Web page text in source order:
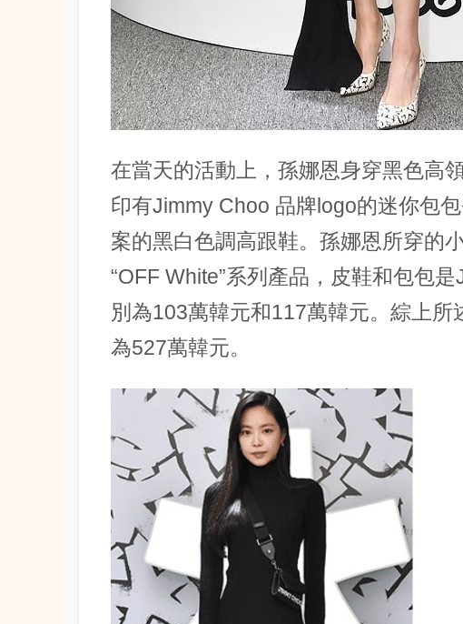
在當天的活動上，孫娜恩身穿黑色高
印有Jimmy Choo 品牌logo的迷你包
案的黑白色調高跟鞋。孫娜恩所穿的
“OFF White”系列產品，皮鞋和包包
別為103萬韓元和117萬韓元。綜上
為527萬韓元。